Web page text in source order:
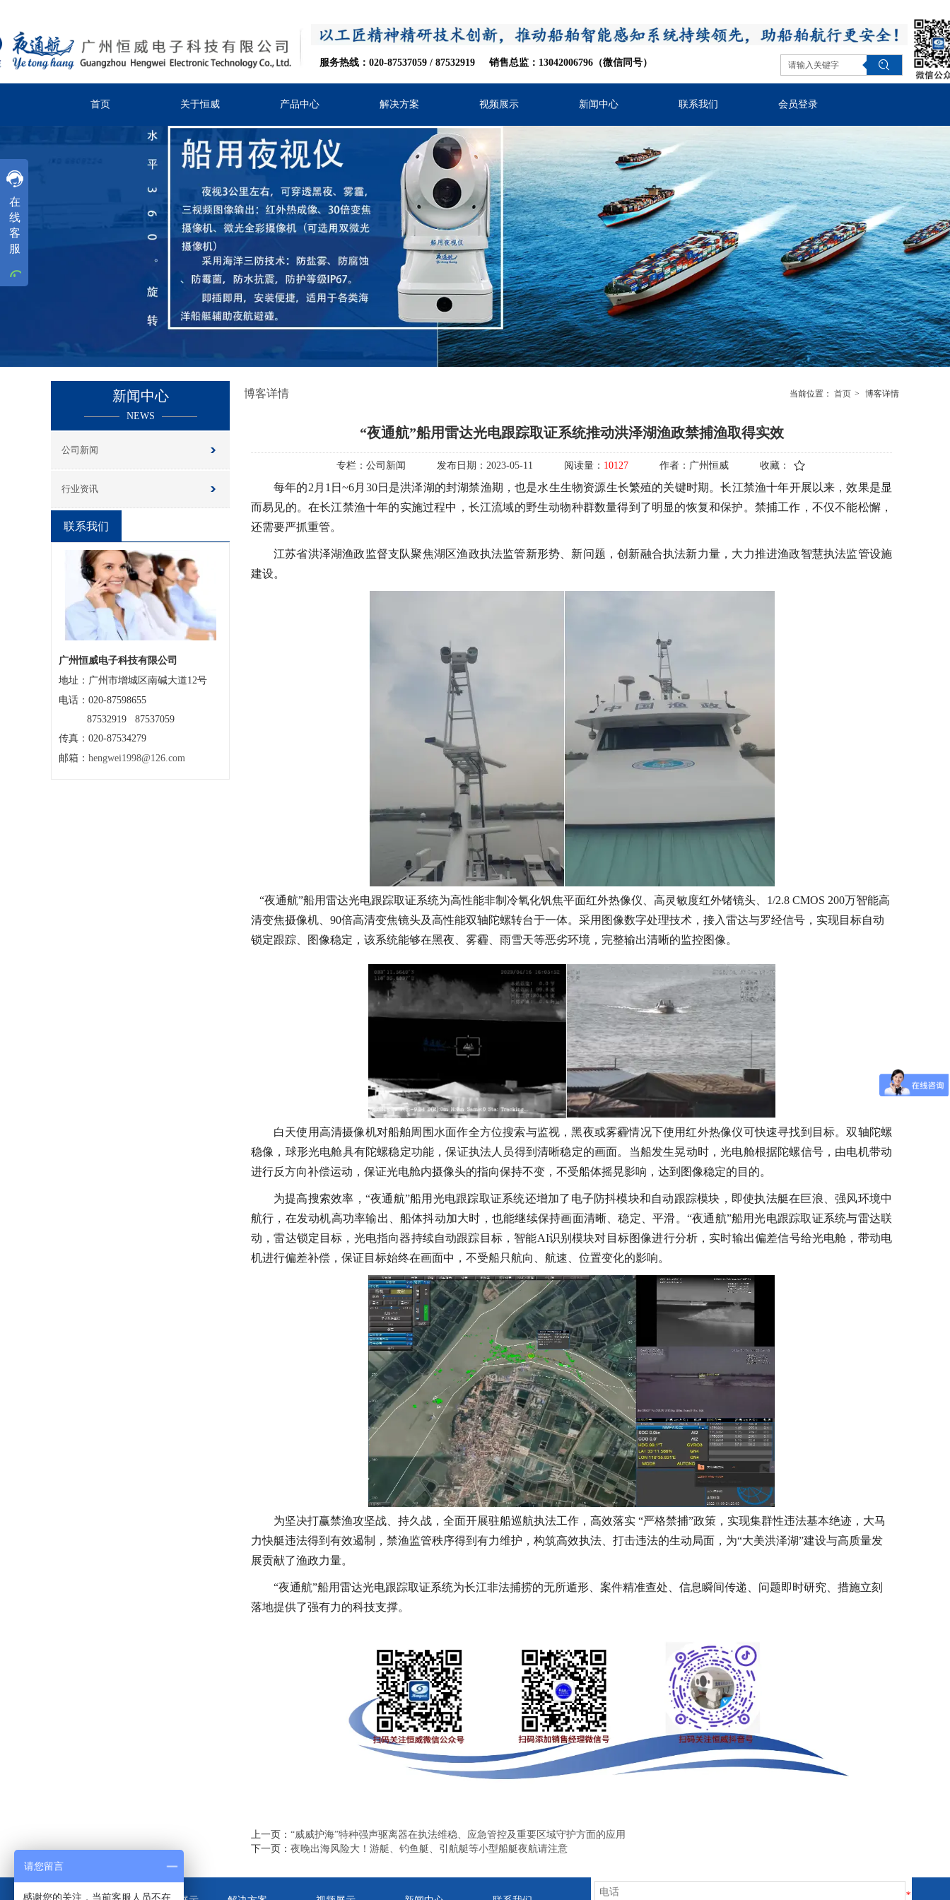
服务热线：020-87537059 / 87532919 销售总监：13042006796（微信同号）
在
线
客
服
工作时间
首页 关于恒威 产品中心 解决方案 视频展示 新闻中心 联系我们 会员登录
新闻中心
NEWS
公司新闻
行业资讯
联系我们
广州恒威电子科技有限公司
地址： 广州市增城区南碱大道12号
电话：020-87598655
87532919 87537059
传真：020-87534279
邮箱： hengwei1998@126.com
博客详情 当前位置： 首页 > 博客详情
“夜通航”船用雷达光电跟踪取证系统推动洪泽湖渔政禁捕渔取得实效
专栏： 公司新闻 发布日期： 2023-05-11 阅读量： 10127 作者： 广州恒威 收藏：
每年的2月1日~6月30日是洪泽湖的封湖禁渔期，也是水生生物资源生长繁殖的关键时期。长江禁渔十年开展以来，效果是显
而易见的。在长江禁渔十年的实施过程中，长江流域的野生动物种群数量得到了明显的恢复和保护。 禁捕工作，不仅不能松懈，
还需要严抓重管。
江苏省洪泽湖渔政监督支队聚焦湖区渔政执法监管新形势、新问题，创新融合执法新力量，大力推进渔政智慧执法监管设施
建设。
“夜通航”船用雷达光电跟踪取证系统为高性能非制冷氧化钒焦平面红外热像仪、高灵敏度红外锗镜头、1/2.8 CMOS 200万智能高
清变焦摄像机、90倍高清变焦镜头及高性能双轴陀螺转台于一体。采用图像数字处理技术，接入雷达与罗经信号，实现目标自动
锁定跟踪、图像稳定，该系统能够在黑夜、雾霾、雨雪天等恶劣环境，完整输出清晰的监控图像。
白天使用高清摄像机对船舶周围水面作全方位搜索与监视，黑夜或雾霾情况下使用红外热像仪可快速寻找到目标。双轴陀螺
稳像，球形光电舱具有陀螺稳定功能，保证执法人员得到清晰稳定的画面。当船发生晃动时，光电舱根据陀螺信号，由电机带动
进行反方向补偿运动，保证光电舱内摄像头的指向保持不变，不受船体摇晃影响，达到图像稳定的目的。
为提高搜索效率， “夜通航”船用光电跟踪取证系统还增加了电子防抖模块和自动跟踪模块，即使执法艇在巨浪、强风环境中
航行，在发动机高功率输出、船体抖动加大时，也能继续保持画面清晰、稳定、平滑。“夜通航”船用光电跟踪取证系统与雷达联
动，雷达锁定目标，光电指向器持续自动跟踪目标，智能AI识别模块对目标图像进行分析，实时输出偏差信号给光电舱，带动电
机进行偏差补偿，保证目标始终在画面中，不受船只航向、航速、位置变化的影响。
为坚决打赢禁渔攻坚战、持久战，全面开展驻船巡航执法工作，高效落实 “严格禁捕”政策，实现集群性违法基本绝迹，大马
力快艇违法得到有效遏制，禁渔监管秩序得到有力维护，构筑高效执法、打击违法的生动局面，为“大美洪泽湖”建设与高质量发
展贡献了渔政力量。
“夜通航”船用雷达光电跟踪取证系统为长江非法捕捞的无所遁形、案件精准查处、信息瞬间传递、问题即时研究、措施立刻
落地提供了强有力的科技支撑。
上一页： “威威护海”特种强声驱离器在执法维稳、应急管控及重要区域守护方面的应用
下一页： 夜晚出海风险大！游艇、钓鱼艇、引航艇等小型船艇夜航请注意
*
请您留言
感谢您的关注，当前客服人员不在